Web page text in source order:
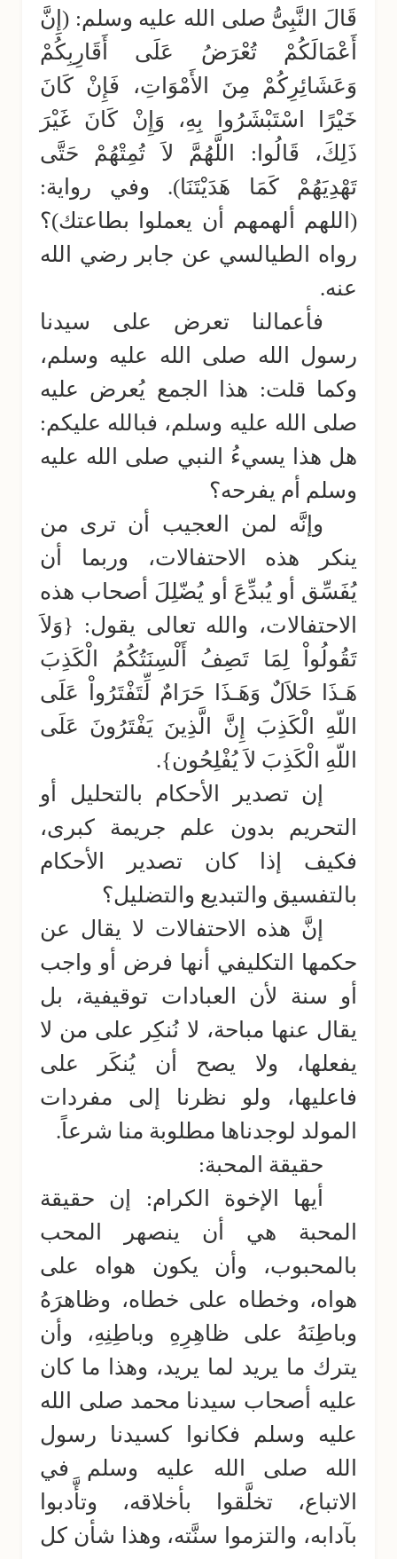
قَالَ النَّبِىُّ صلى الله عليه وسلم: (إِنَّ
أَعْمَالَكُمْ تُعْرَضُ عَلَى أَقَارِبِكُمْ
وَعَشَائِرِكُمْ مِنَ الأَمْوَاتِ، فَإِنْ كَانَ
خَيْرًا اسْتَبْشَرُوا بِهِ، وَإِنْ كَانَ غَيْرَ
ذَلِكَ، قَالُوا: اللَّهُمَّ لاَ تُمِتْهُمْ حَتَّى
تَهْدِيَهُمْ كَمَا هَدَيْتَنَا). وفي رواية:
(اللهم ألهمهم أن يعملوا بطاعتك)؟
رواه الطيالسي عن جابر رضي الله
عنه.
فأعمالنا تعرض على سيدنا
رسول الله صلى الله عليه وسلم،
وكما قلت: هذا الجمع يُعرض عليه
صلى الله عليه وسلم، فبالله عليكم:
هل هذا يسيءُ النبي صلى الله عليه
وسلم أم يفرحه؟
وإنَّه لمن العجيب أن ترى من
ينكر هذه الاحتفالات، وربما أن
يُفَسِّق أو يُبدِّعَ أو يُضّلِلَ أصحاب هذه
الاحتفالات، والله تعالى يقول: {وَلاَ
تَقُولُواْ لِمَا تَصِفُ أَلْسِنَتُكُمُ الْكَذِبَ
هَـذَا حَلاَلٌ وَهَـذَا حَرَامٌ لِّتَفْتَرُواْ عَلَى
اللّهِ الْكَذِبَ إِنَّ الَّذِينَ يَفْتَرُونَ عَلَى
اللّهِ الْكَذِبَ لاَ يُفْلِحُون}.
إن تصدير الأحكام بالتحليل أو
التحريم بدون علم جريمة كبرى،
فكيف إذا كان تصدير الأحكام
بالتفسيق والتبديع والتضليل؟
إنَّ هذه الاحتفالات لا يقال عن
حكمها التكليفي أنها فرض أو واجب
أو سنة لأن العبادات توقيفية، بل
يقال عنها مباحة، لا نُنكِر على من لا
يفعلها، ولا يصح أن يُنكَر على
فاعليها، ولو نظرنا إلى مفردات
المولد لوجدناها مطلوبة منا شرعاً.
حقيقة المحبة:
أيها الإخوة الكرام: إن حقيقة
المحبة هي أن ينصهر المحب
بالمحبوب، وأن يكون هواه على
هواه، وخطاه على خطاه، وظاهرَهُ
وباطِنَهُ على ظاهِرِهِ وباطِنِهِ، وأن
يترك ما يريد لما يريد، وهذا ما كان
عليه أصحاب سيدنا محمد صلى الله
عليه وسلم فكانوا كسيدنا رسول
الله صلى الله عليه وسلم في
الاتباع، تخلَّقوا بأخلاقه، وتأَّدبوا
بآدابه، والتزموا سنَّته، وهذا شأن كل